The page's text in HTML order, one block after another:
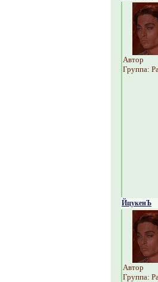
Автор
Группа:
ЙцукенЪ
Автор
Группа: